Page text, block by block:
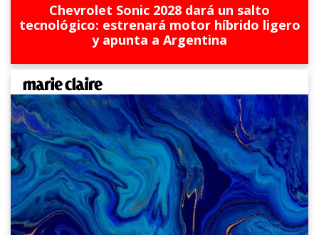
Chevrolet Sonic 2028 dará un salto
tecnológico: estrenará motor híbrido ligero
y apunta a Argentina